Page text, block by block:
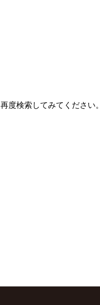
度検索してみてください。